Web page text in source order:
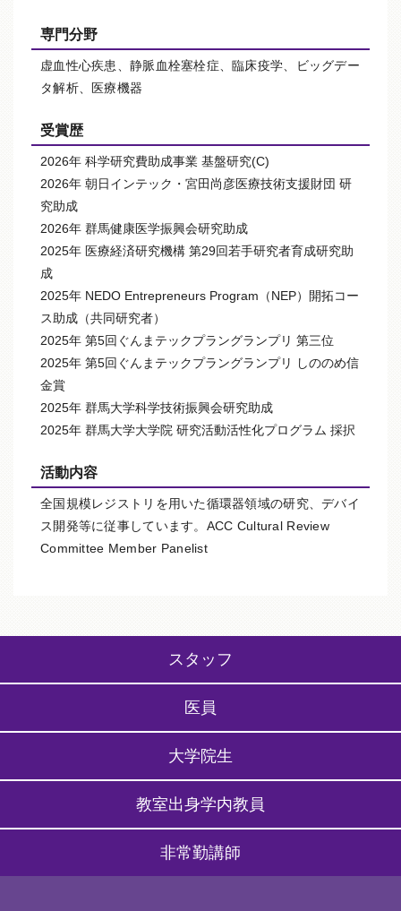
専門分野
虚血性心疾患、静脈血栓塞栓症、臨床疫学、ビッグデー
タ解析、医療機器
受賞歴
2026年 科学研究費助成事業 基盤研究(C)
2026年 朝日インテック・宮田尚彦医療技術支援財団 研
究助成
2026年 群馬健康医学振興会研究助成
2025年 医療経済研究機構 第29回若手研究者育成研究助
成
2025年 NEDO Entrepreneurs Program（NEP）開拓コー
ス助成（共同研究者）
2025年 第5回ぐんまテックプラングランプリ 第三位
2025年 第5回ぐんまテックプラングランプリ しののめ信
金賞
2025年 群馬大学科学技術振興会研究助成
2025年 群馬大学大学院 研究活動活性化プログラム 採択
活動内容
全国規模レジストリを用いた循環器領域の研究、デバイ
ス開発等に従事しています。ACC Cultural Review
Committee Member Panelist
スタッフ
医員
大学院生
教室出身学内教員
非常勤講師